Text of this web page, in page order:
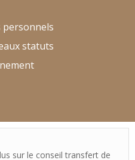
personnels
statuts
sur le conseil transfert de